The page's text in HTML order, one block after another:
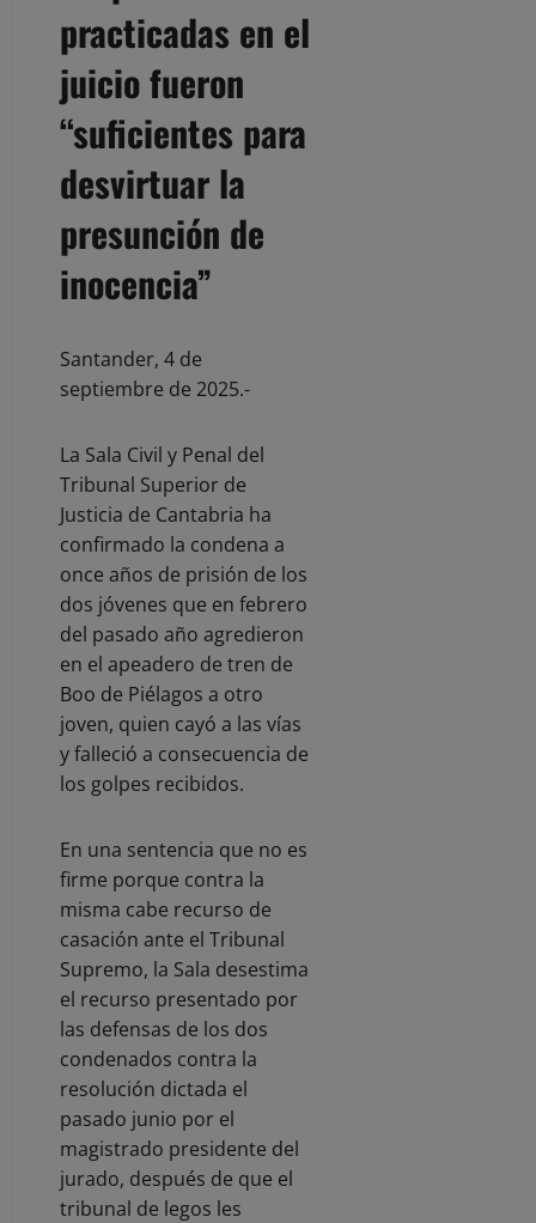
practicadas en el
juicio fueron
“suficientes para
desvirtuar la
presunción de
inocencia”
Santander, 4 de
septiembre de 2025.-
La Sala Civil y Penal del
Tribunal Superior de
Justicia de Cantabria ha
confirmado la condena a
once años de prisión de los
dos jóvenes que en febrero
del pasado año agredieron
en el apeadero de tren de
Boo de Piélagos a otro
joven, quien cayó a las vías
y falleció a consecuencia de
los golpes recibidos.
En una sentencia que no es
firme porque contra la
misma cabe recurso de
casación ante el Tribunal
Supremo, la Sala desestima
el recurso presentado por
las defensas de los dos
condenados contra la
resolución dictada el
pasado junio por el
magistrado presidente del
jurado, después de que el
tribunal de legos les